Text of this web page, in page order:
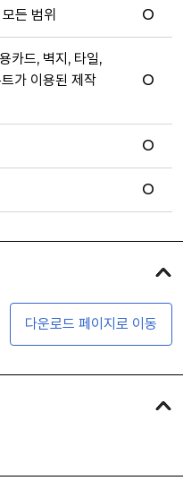
든 범위 O
카드, 벽지, 타일,
가 이용된 제작
O
O
O
다운로드 페이지로 이동